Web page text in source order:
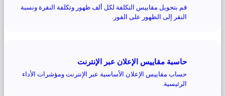
قم بتحويل مقاييس التكلفة لكل ألف ظهور وتكلفة النقرة ونسبة
النقر إلى الظهور على الفور.
حاسبة مقاييس الإعلان عبر الإنترنت
حساب مقاييس الإعلان الأساسية عبر الإنترنت ومؤشرات الأداء
الرئيسية.